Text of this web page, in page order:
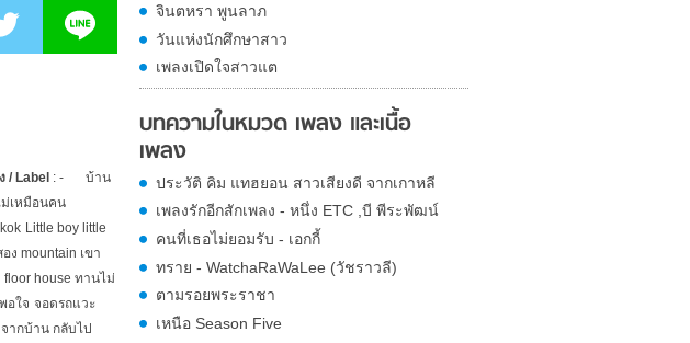
/ Label : -
บ้าน
ม่เหมือนคน
Little boy little
ง mountain เขา
floor house ทานไม่
อใจ จอดรถแวะ
ากบ้าน กลับไป
จินตหรา พูนลาภ
วันแห่งนักศึกษาสาว
เพลงเปิดใจสาวแต
บทความในหมวด เพลง และเนื้อ
เพลง
ประวัติ คิม แทฮยอน สาวเสียงดี จากเกาหลี
เพลงรักอีกสักเพลง - หนึ่ง ETC ,บี พีระพัฒน์
คนที่เธอไม่ยอมรับ - เอกกี้
ทราย - WatchaRaWaLee (วัชราวลี)
ตามรอยพระราชา
เหนือ Season Five